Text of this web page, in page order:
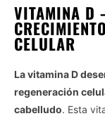
VITAMINA D
CELULAR
La vitamina D
regeneración
cabelludo. Esta